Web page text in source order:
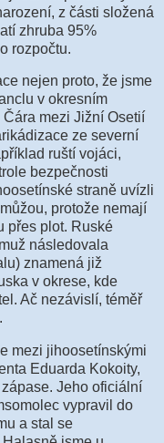
z části složená
zhruba 95%
rozpočtu.
nejen proto, že jsme
v okresním
mezi Jižní Osetií
ze severní
ruští vojáci,
bezpečnosti
straně uvízli
protože nemají
přes plot. Ruské
následovala
znamená již
v okrese, kde
Ač nezávislí, téměř
mezi jihoosetínskými
Eduarda Kokoity,
Jeho oficiální
vypravil do
a stal se